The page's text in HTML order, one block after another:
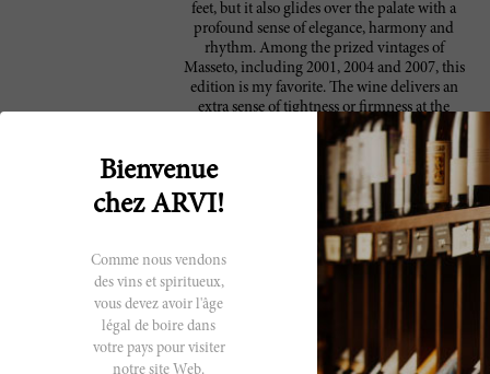
feet, but it also glides over the palate with a
profound sense of elegance, harmony and
rhythm. Among the prized vintages of
Masseto, including 2001, 2004 and 2007, this
edition is my favorite. The wine delivers an
extra sense of tightness or firmness at the
back that serves to stitch together its fleshy
richness and general sumptuousness. The
personality is sunny, expansive, articulate
and sophisticated. You'll remember that the
2006 vintage is celebrated for the elegance of
its wines. In the coastal Bolgheri appellation,
it is also remembered for the power of its
wines. You get the best of both worlds with
this stunning creation: elegance and power.
These traits are particularly well suited to the
versatile grape variety at the heart of this
Tuscan all-rounder. This is a true
Renaissance wine.
Bienvenue
chez ARVI!
Comme nous vendons
des vins et spiritueux,
vous devez avoir l'âge
légal de boire dans
votre pays pour visiter
notre site Web.